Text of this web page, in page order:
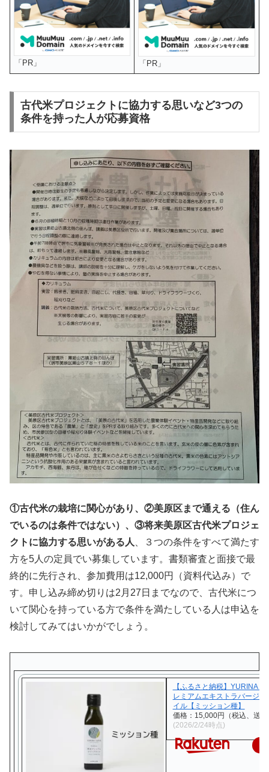
「PR」 「PR」
古代米プロジェクトに協力する思いなど3つの
条件を持った人が応募資格
①古代米の栽培に関心があり、②美原区まで通える（住ん
でいるのは条件ではない）、③将来美原区古代米プロジェ
クトに協力する思いがある人、３つの条件をすべて満たす
方を5人の定員でい募集しています。書類審査と面接で最
終的に先行され、参加費用は12,000円（資料代込み）で
す。申し込み締め切りは2月27日までなので、古代米につ
いて関心を持っている方で条件を満たしている人は申込を
検討してみてはいかがでしょう。
【ふるさと納税】YURINA
レミアムエキストラバージン
イル【ミッション種】
価格：15,000円（税込、送料
(2026/2/24時点)